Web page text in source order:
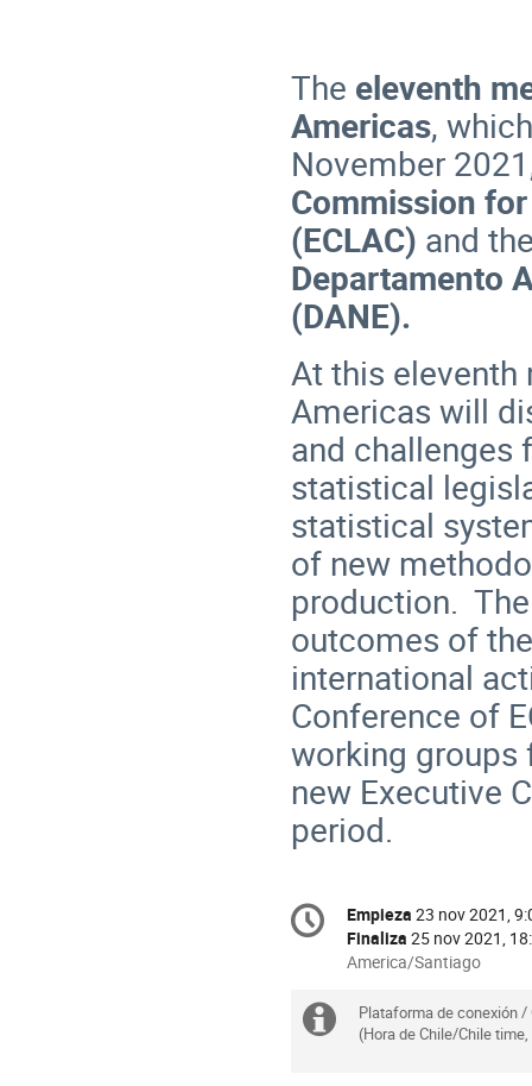
The eleventh
Americas,
November
Commission
(ECLAC) and
Departamento
(DANE).
At this
Americas will
and challenges
statistical
statistical
of new
production.
outcomes of
international
Conference of
working
new Executive
period.
Conference
information
Fecha/Hora
Empieza 23 nov 2021,
Finaliza 25 nov 2021,
All
are
America/Santiago
Información
Plataforma de conexión
(Hora de Chile/Chile time,